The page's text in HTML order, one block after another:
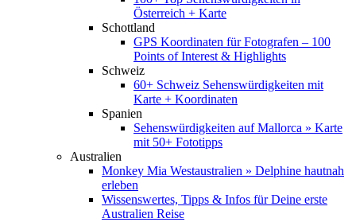
Österreich + Karte
Schottland
GPS Koordinaten für Fotografen – 100
Points of Interest & Highlights
Schweiz
60+ Schweiz Sehenswürdigkeiten mit
Karte + Koordinaten
Spanien
Sehenswürdigkeiten auf Mallorca » Karte
mit 50+ Fototipps
Australien
Monkey Mia Westaustralien » Delphine hautnah
erleben
Wissenswertes, Tipps & Infos für Deine erste
Australien Reise